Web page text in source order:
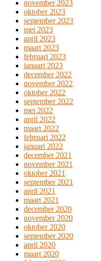
november 2023
oktober 2023
september 2023
mei 2023
april 2023
maart 2023
februari 2023
januari 2023
december 2022
november 2022
oktober 2022
september 2022
mei 2022
april 2022
maart 2022
februari 2022
januari 2022
december 2021
november 2021
oktober 2021
september 2021
april 2021
maart 2021
december 2020
november 2020
oktober 2020
september 2020
april 2020
maart 2020